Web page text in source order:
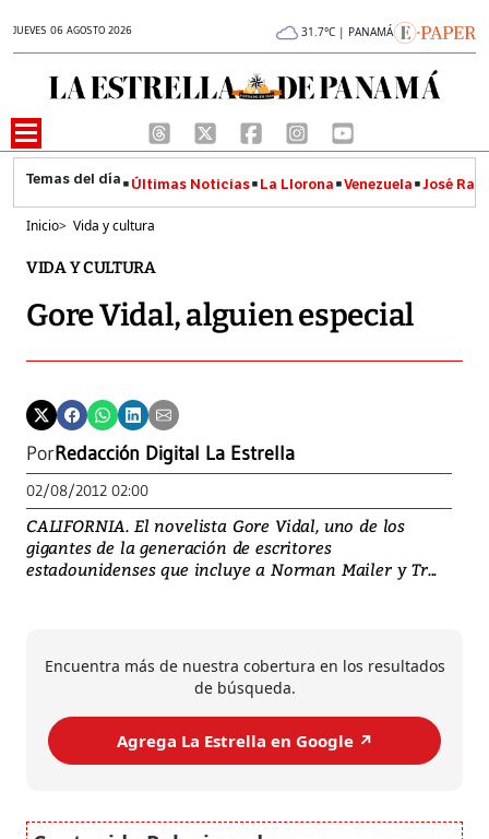
JUEVES 06 AGOSTO 2026 31.7°C | PANAMÁ
Últimas Noticias La Llorona Venezuela José
Inicio> Vida y cultura
VIDA Y CULTURA
Gore Vidal, alguien especial
PorRedacción Digital La Estrella
02/08/2012 02:00
CALIFORNIA. El novelista Gore Vidal, uno de los
gigantes de la generación de escritores
estadounidenses que incluye a Norman Mailer y Tr...
Encuentra más de nuestra cobertura en los resultados
de búsqueda.
Agrega La Estrella en Google ↗️